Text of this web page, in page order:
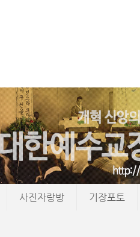
사진자랑방 기장포토